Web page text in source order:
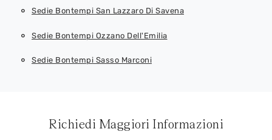
Sedie Bontempi San Lazzaro Di Savena
Sedie Bontempi Ozzano Dell'Emilia
Sedie Bontempi Sasso Marconi
Richiedi Maggiori Informazioni